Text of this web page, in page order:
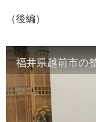
（後編）